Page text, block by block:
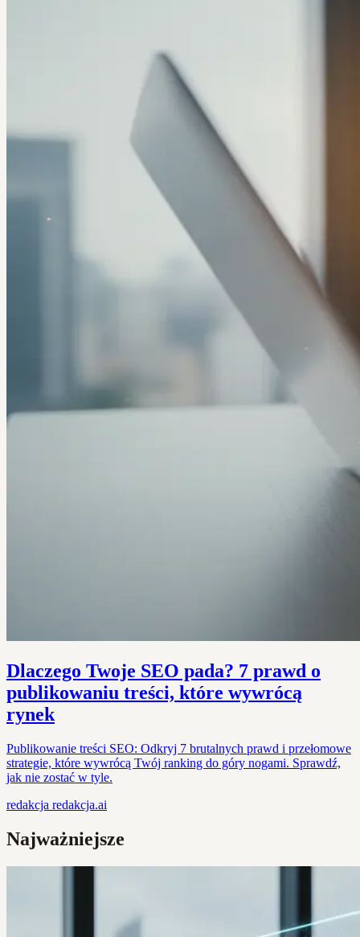
Dlaczego Twoje SEO pada? 7 prawd o
publikowaniu treści, które wywrócą
rynek
Publikowanie treści SEO: Odkryj 7 brutalnych prawd i przełomowe
strategie, które wywrócą Twój ranking do góry nogami. Sprawdź,
jak nie zostać w tyle.
redakcja redakcja.ai
Najważniejsze